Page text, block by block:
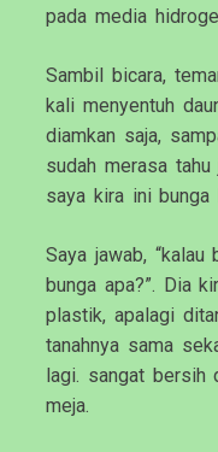
pada media
Sambil bicara,
kali menyentuh
diamkan saja,
sudah merasa
saya kira ini bunga
Saya jawab, “kalau
bunga apa?”. Dia
plastik, apalagi
tanahnya sama
lagi. sangat bersih
meja.